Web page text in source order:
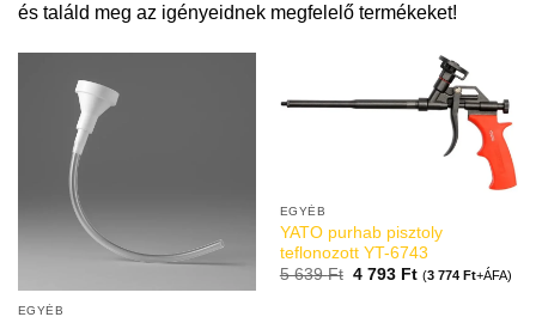
és találd meg az igényeidnek megfelelő termékeket!
EGYÉB
EGYÉB
YATO purhab pisztoly
teflonozott YT-6743
5 639Ft 4 793 Ft (3 774 Ft+ÁFA)